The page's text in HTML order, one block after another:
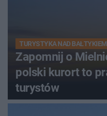
TURYSTYKA NAD BAŁTYKIEM
Zapomnij o
polski kurort to
turystów